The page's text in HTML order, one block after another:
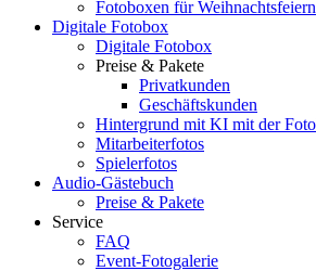
Fotoboxen für Weihnachtsfeiern
Digitale Fotobox
Digitale Fotobox
Preise & Pakete
Privatkunden
Geschäftskunden
Hintergrund mit KI mit der
Mitarbeiterfotos
Spielerfotos
Audio-Gästebuch
Preise & Pakete
Service
FAQ
Event-Fotogalerie